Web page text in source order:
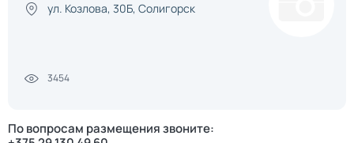
ул. Козлова, 30Б, Солигорск
3454
По вопросам размещения звоните: